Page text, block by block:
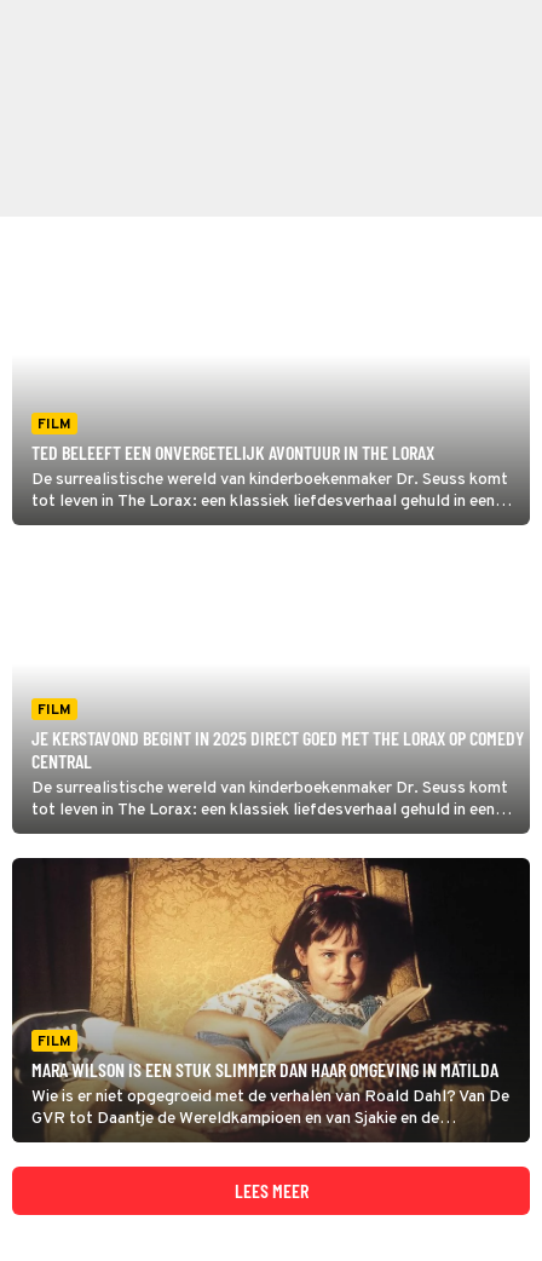
FILM
TED BELEEFT EEN ONVERGETELIJK AVONTUUR IN THE LORAX
De surrealistische wereld van kinderboekenmaker Dr. Seuss komt
tot leven in The Lorax: een klassiek liefdesverhaal gehuld in een
kleurrijk jasje. De twaalfjarige Ted Wiggins probeert het hart van
FILM
JE KERSTAVOND BEGINT IN 2025 DIRECT GOED MET THE LORAX OP COMEDY
CENTRAL
De surrealistische wereld van kinderboekenmaker Dr. Seuss komt
tot leven in The Lorax: een klassiek liefdesverhaal gehuld in een
kleurrijk jasje. De twaalfjarige Ted Wiggins probeert het hart van
natuurfanaat Audrey te veroveren.
FILM
MARA WILSON IS EEN STUK SLIMMER DAN HAAR OMGEVING IN MATILDA
Wie is er niet opgegroeid met de verhalen van Roald Dahl? Van De
GVR tot Daantje de Wereldkampioen en van Sjakie en de
Chocoladefabriek tot De Heksen. Ook Matilda komt uit de koker
van de Engelse schrijver.
LEES MEER